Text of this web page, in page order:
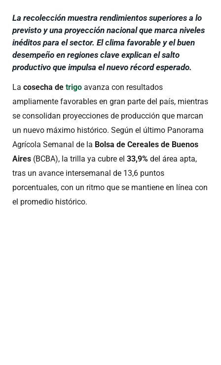
La recolección muestra rendimientos superiores a lo
previsto y una proyección nacional que marca niveles
inéditos para el sector. El clima favorable y el buen
desempeño en regiones clave explican el salto
productivo que impulsa el nuevo récord esperado.
La cosecha de trigo avanza con resultados
ampliamente favorables en gran parte del país, mientras
se consolidan proyecciones de producción que marcan
un nuevo máximo histórico. Según el último Panorama
Agrícola Semanal de la Bolsa de Cereales de Buenos
Aires (BCBA), la trilla ya cubre el 33,9% del área apta,
tras un avance intersemanal de 13,6 puntos
porcentuales, con un ritmo que se mantiene en línea con
el promedio histórico.